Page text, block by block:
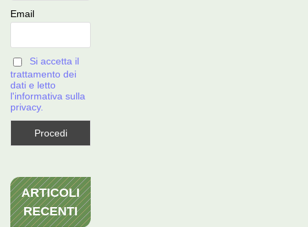
Email
Si accetta il
trattamento dei
dati e letto
l'informativa sulla
privacy.
ARTICOLI
RECENTI